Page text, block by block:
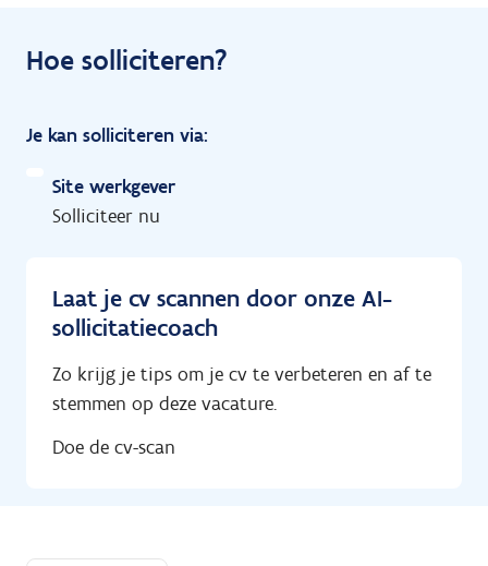
Hoe solliciteren?
Je kan solliciteren via:
Site werkgever
Solliciteer nu
Laat je cv scannen door onze AI-
sollicitatiecoach
Zo krijg je tips om je cv te verbeteren en af te
stemmen op deze vacature.
Doe de cv-scan